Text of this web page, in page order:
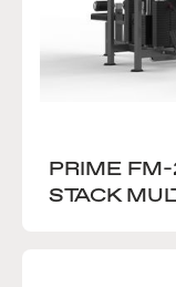
PRIME
STACK